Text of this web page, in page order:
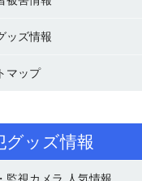
ッズ情報
マップ
グッズ情報